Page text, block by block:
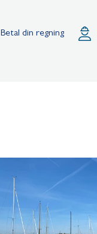
Betal din regning